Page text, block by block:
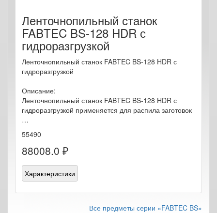
Ленточнопильный станок
FABTEC BS-128 HDR с
гидроразгрузкой
Ленточнопильный станок FABTEC BS-128 HDR с
гидроразгрузкой
Описание:
Ленточнопильный станок FABTEC BS-128 HDR с
гидроразгрузкой применяется для распила заготовок
…
55490
88008.0 ₽
Характеристики
Все предметы серии «FABTEC BS»